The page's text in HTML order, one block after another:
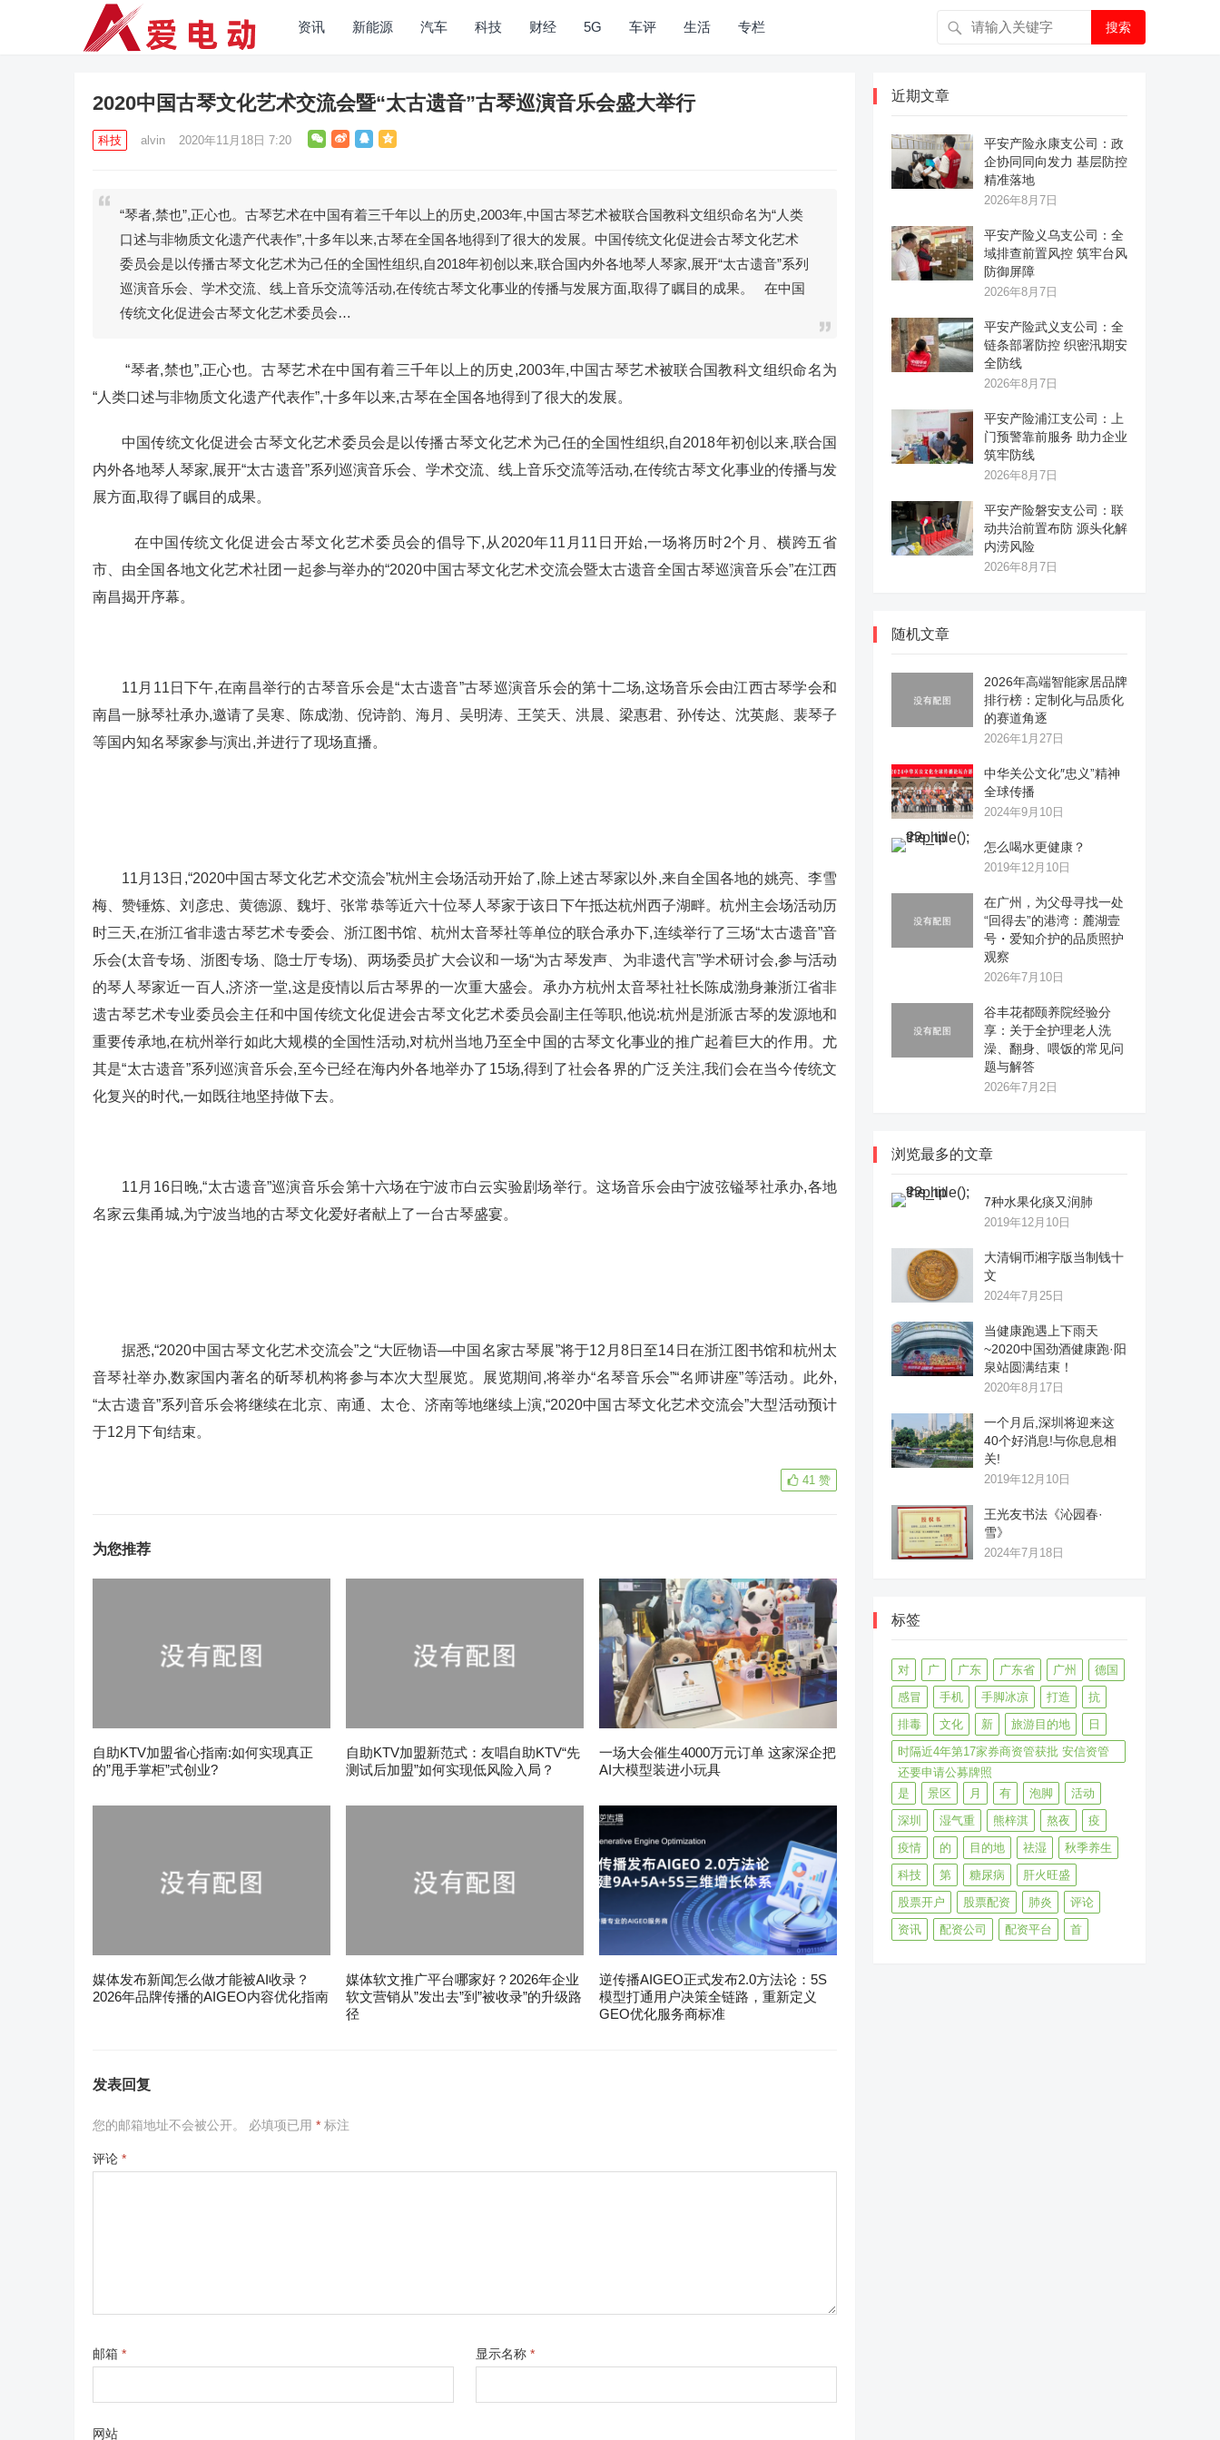
资讯 新能源 汽车 科技 财经 5G 车评 生活 专栏 搜索
2020中国古琴文化艺术交流会暨“太古遗音”古琴巡演音乐会盛大举行
科技 alvin 2020年11月18日 7:20
“琴者,禁也”,正心也。古琴艺术在中国有着三千年以上的历史,2003年,中国古琴艺术被联合国教科文组织命名为“人类
口述与非物质文化遗产代表作”,十多年以来,古琴在全国各地得到了很大的发展。中国传统文化促进会古琴文化艺术
委员会是以传播古琴文化艺术为己任的全国性组织,自2018年初创以来,联合国内外各地琴人琴家,展开“太古遗音”系列
巡演音乐会、学术交流、线上音乐交流等活动,在传统古琴文化事业的传播与发展方面,取得了瞩目的成果。 在中国
传统文化促进会古琴文化艺术委员会…
“琴者,禁也”,正心也。古琴艺术在中国有着三千年以上的历史,2003年,中国古琴艺术被联合国教科文组织命名为
“人类口述与非物质文化遗产代表作”,十多年以来,古琴在全国各地得到了很大的发展。
中国传统文化促进会古琴文化艺术委员会是以传播古琴文化艺术为己任的全国性组织,自2018年初创以来,联合国
内外各地琴人琴家,展开“太古遗音”系列巡演音乐会、学术交流、线上音乐交流等活动,在传统古琴文化事业的传播与发
展方面,取得了瞩目的成果。
在中国传统文化促进会古琴文化艺术委员会的倡导下,从2020年11月11日开始,一场将历时2个月、横跨五省
市、由全国各地文化艺术社团一起参与举办的“2020中国古琴文化艺术交流会暨太古遗音全国古琴巡演音乐会”在江西
南昌揭开序幕。
11月11日下午,在南昌举行的古琴音乐会是“太古遗音”古琴巡演音乐会的第十二场,这场音乐会由江西古琴学会和
南昌一脉琴社承办,邀请了吴寒、陈成渤、倪诗韵、海月、吴明涛、王笑天、洪晨、梁惠君、孙传达、沈英彪、裴琴子
等国内知名琴家参与演出,并进行了现场直播。
11月13日,“2020中国古琴文化艺术交流会”杭州主会场活动开始了,除上述古琴家以外,来自全国各地的姚亮、李雪
梅、赞锤炼、刘彦忠、黄德源、魏圩、张常恭等近六十位琴人琴家于该日下午抵达杭州西子湖畔。杭州主会场活动历
时三天,在浙江省非遗古琴艺术专委会、浙江图书馆、杭州太音琴社等单位的联合承办下,连续举行了三场“太古遗音”音
乐会(太音专场、浙图专场、隐士厅专场)、两场委员扩大会议和一场“为古琴发声、为非遗代言”学术研讨会,参与活动
的琴人琴家近一百人,济济一堂,这是疫情以后古琴界的一次重大盛会。承办方杭州太音琴社社长陈成渤身兼浙江省非
遗古琴艺术专业委员会主任和中国传统文化促进会古琴文化艺术委员会副主任等职,他说:杭州是浙派古琴的发源地和
重要传承地,在杭州举行如此大规模的全国性活动,对杭州当地乃至全中国的古琴文化事业的推广起着巨大的作用。尤
其是“太古遗音”系列巡演音乐会,至今已经在海内外各地举办了15场,得到了社会各界的广泛关注,我们会在当今传统文
化复兴的时代,一如既往地坚持做下去。
11月16日晚,“太古遗音”巡演音乐会第十六场在宁波市白云实验剧场举行。这场音乐会由宁波弦镒琴社承办,各地
名家云集甬城,为宁波当地的古琴文化爱好者献上了一台古琴盛宴。
据悉,“2020中国古琴文化艺术交流会”之“大匠物语—中国名家古琴展”将于12月8日至14日在浙江图书馆和杭州太
音琴社举办,数家国内著名的斫琴机构将参与本次大型展览。展览期间,将举办“名琴音乐会”“名师讲座”等活动。此外,
“太古遗音”系列音乐会将继续在北京、南通、太仓、济南等地继续上演,“2020中国古琴文化艺术交流会”大型活动预计
于12月下旬结束。
41 赞
为您推荐
自助KTV加盟省心指南:如何实现真正
的”甩手掌柜”式创业?
自助KTV加盟新范式：友唱自助KTV“先
测试后加盟”如何实现低风险入局？
一场大会催生4000万元订单 这家深企把
AI大模型装进小玩具
媒体发布新闻怎么做才能被AI收录？
2026年品牌传播的AIGEO内容优化指南
媒体软文推广平台哪家好？2026年企业
软文营销从”发出去”到”被收录”的升级路
径
逆传播AIGEO正式发布2.0方法论：5S
模型打通用户决策全链路，重新定义
GEO优化服务商标准
发表回复
您的邮箱地址不会被公开。 必填项已用 * 标注
评论 *
显示名称*
邮箱 *
网站
近期文章
平安产险永康支公司：政
企协同同向发力 基层防控
精准落地
2026年8月7日
平安产险义乌支公司：全
域排查前置风控 筑牢台风
防御屏障
2026年8月7日
平安产险武义支公司：全
链条部署防控 织密汛期安
全防线
2026年8月7日
平安产险浦江支公司：上
门预警靠前服务 助力企业
筑牢防线
2026年8月7日
平安产险磐安支公司：联
动共治前置布防 源头化解
内涝风险
2026年8月7日
随机文章
2026年高端智能家居品牌
排行榜：定制化与品质化
的赛道角逐
2026年1月27日
中华关公文化″忠义”精神
全球传播
2024年9月10日
怎么喝水更健康？
2019年12月10日
在广州，为父母寻找一处
“回得去”的港湾：麓湖壹
号・爱知介护的品质照护
观察
2026年7月10日
谷丰花都颐养院经验分
享：关于全护理老人洗
澡、翻身、喂饭的常见问
题与解答
2026年7月2日
浏览最多的文章
7种水果化痰又润肺
2019年12月10日
大清铜币湘字版当制钱十
文
2024年7月25日
当健康跑遇上下雨天
~2020中国劲酒健康跑·阳
泉站圆满结束！
2020年8月17日
一个月后,深圳将迎来这
40个好消息!与你息息相
关!
2019年12月10日
王光友书法《沁园春·
雪》
2024年7月18日
标签
对 广 广东 广东省 广州
德国
感冒
手机 手脚冰凉 打造
抗
排毒
文化 新 旅游目的地
日
时隔近4年第17家券商资管获批 安信资管
还要申请公募牌照
是
景区 月 有 泡脚
活动
深圳
湿气重 熊梓淇 熬夜
疫
疫情
的 目的地 祛湿
秋季养生
科技
第 糖尿病
肝火旺盛
股票开户
股票配资 肺炎
评论
资讯
配资公司 配资平台 首